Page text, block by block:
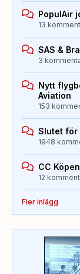
PopulAir
13
SAS &
3
Nytt
Aviation
153
Slutet för
1948
CC
12
Fler inlägg